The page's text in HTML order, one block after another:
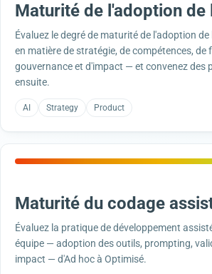
Maturité de l'adoption de
Évaluez le degré de maturité de l'adoption
en matière de stratégie, de compétences, de
gouvernance et d'impact — et convenez des
ensuite.
AI Strategy Product
Maturité du codage
Évaluez la pratique de développement
équipe — adoption des outils, prompting,
impact — d'Ad hoc à Optimisé.